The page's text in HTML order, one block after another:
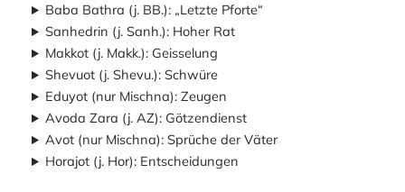
Baba Bathra (j. BB.): „Letzte Pforte“
Sanhedrin (j. Sanh.): Hoher Rat
Makkot (j. Makk.): Geisselung
Shevuot (j. Shevu.): Schwüre
Eduyot (nur Mischna): Zeugen
Avoda Zara (j. AZ): Götzendienst
Avot (nur Mischna): Sprüche der Väter
Horajot (j. Hor): Entscheidungen